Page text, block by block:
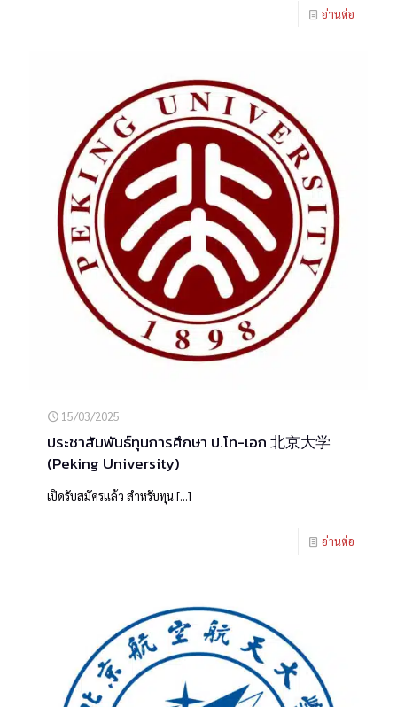
อ่านต่อ
15/03/2025
ประชาสัมพันธ์ทุนการศึกษา ป.โท-เอก 北京大学
(Peking University)
เปิดรับสมัครแล้ว สำหรับทุน[…]
อ่านต่อ